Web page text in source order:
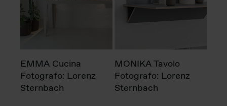
EMMA Cucina
Fotografo: Lorenz
Sternbach
MONIKA Tavolo
Fotografo: Lorenz
Sternbach